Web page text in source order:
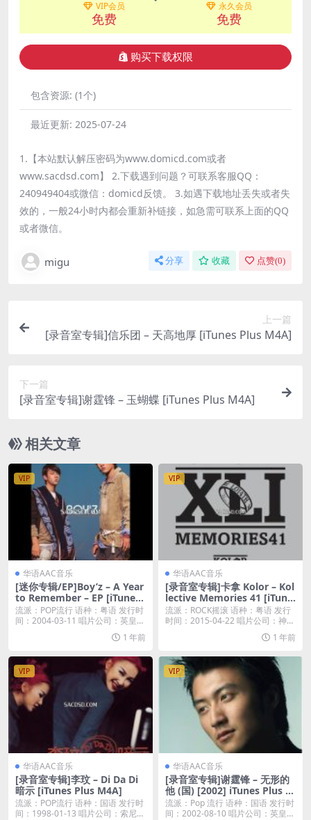
VIP会员
免费
永久会员
免费
购买下载权限
包含资源: (1个)
最近更新: 2025-07-24
1.【本站默认解压密码为www.domicd.com或者
www.sacdsd.com】 2.下载遇到问题？可联系客服QQ：
240949404或微信：domicd反馈。 3.如遇下载地址丢失或者失
效的，一般24小时内都会重新补链接，如急需可联系上面的QQ
或者微信。
migu 分享 收藏 点赞(0)
上一篇
[录音室专辑]信乐团 – 天高地厚 [iTunes Plus M4A]
下一篇
[录音室专辑]谢霆锋 – 玉蝴蝶 [iTunes Plus M4A]
相关文章
VIP
华语AAC音乐
[迷你专辑/EP]Boy’z – A Year
to Remember – EP [iTunes
Plus M4A]
流派：POP流行 语种：粤语 发行时
间：2004-03-11 唱片公司：英皇唱
1 年前
VIP
华语AAC音乐
[录音室专辑]卡拿 Kolor – Kol
lective Memories 41 [iTune
s Plus M4A]
流派：ROCK摇滚 语种：粤语 发行
时间：2015-04-22 唱片公司：神马
1 年前
VIP
华语AAC音乐
[录音室专辑]李玟 – Di Da Di
暗示 [iTunes Plus M4A]
流派：POP流行 语种：国语 发行时
间：1998-01-13 唱片公司：索尼
VIP
华语AAC音乐
[录音室专辑]谢霆锋 – 无形的
他 (国) [2002] iTunes Plus A
AC
流派：Pop 流行 语种：国语 发行时
间：2002-08-10 唱片公司：英皇